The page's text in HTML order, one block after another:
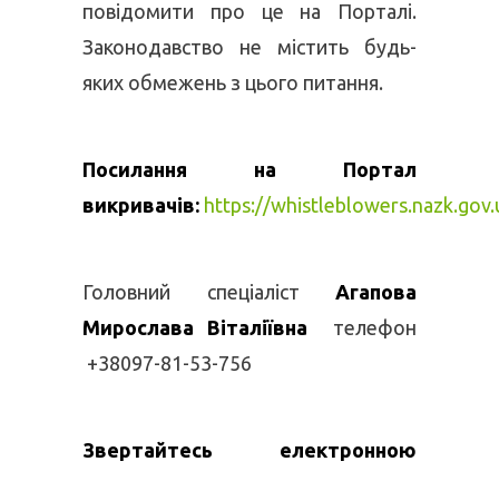
повідомити про це на Порталі.
Законодавство не містить будь-
яких обмежень з цього питання.
Посилання на Портал
викривачів: https://
Головний спеціаліст Агапова
Мирослава Віталіївна телефон
+38097-81-53-756
Звертайтесь електронною